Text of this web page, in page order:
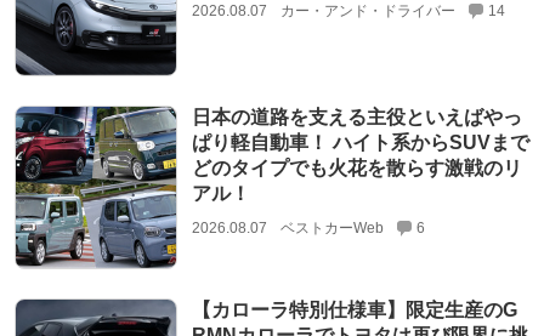
2026.08.07 カー・アンド・ドライバー 14
日本の道路を支える主役といえばやっ
ぱり軽自動車！ ハイト系からSUVまで
どのタイプでも火花を散らす激戦のリ
アル！
2026.08.07 ベストカーWeb 6
【カローラ特別仕様車】限定生産のG